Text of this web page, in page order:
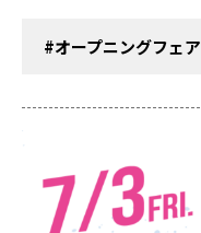
#オープニングフェア